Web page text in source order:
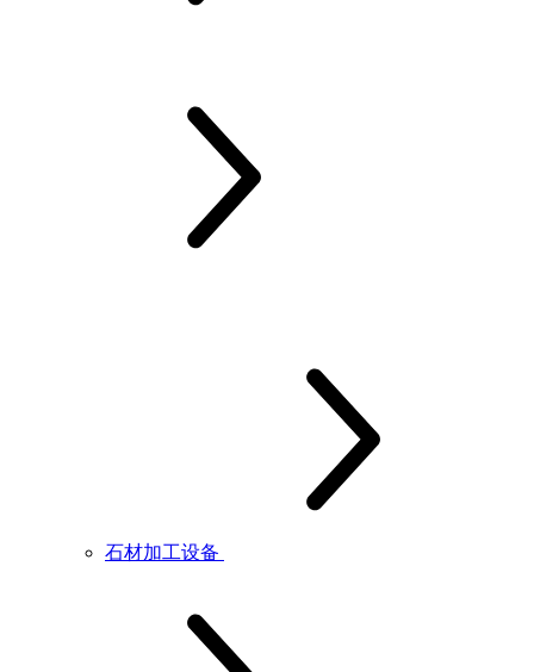
石材加工设备